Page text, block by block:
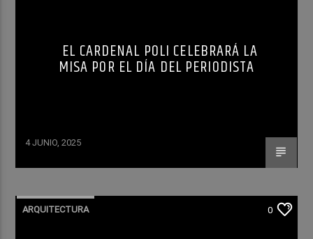
EL CARDENAL POLI CELEBRARÁ LA
MISA POR EL DÍA DEL PERIODISTA
4 JUNIO, 2025
ARQUITECTURA 0